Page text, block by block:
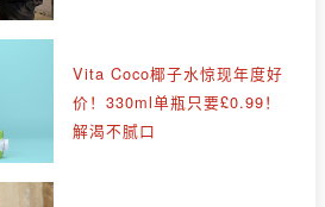
Vita Coco椰子水惊现年度好
价！330ml单瓶只要£0.99！
解渴不腻口